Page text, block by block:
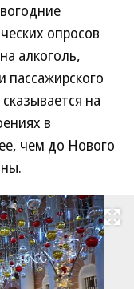
опросов
алкоголь,
пассажирского
на
в
чем до Нового
Развернуть